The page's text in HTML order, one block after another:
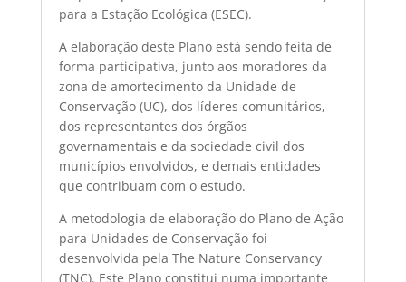
para a Estação Ecológica (ESEC).
A elaboração deste Plano está sendo feita de
forma participativa, junto aos moradores da
zona de amortecimento da Unidade de
Conservação (UC), dos líderes comunitários,
dos representantes dos órgãos
governamentais e da sociedade civil dos
municípios envolvidos, e demais entidades
que contribuam com o estudo.
A metodologia de elaboração do Plano de Ação
para Unidades de Conservação foi
desenvolvida pela The Nature Conservancy
(TNC). Este Plano constitui numa importante